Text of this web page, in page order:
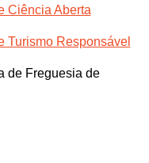
Ciência Aberta
Turismo Responsável
de Freguesia de